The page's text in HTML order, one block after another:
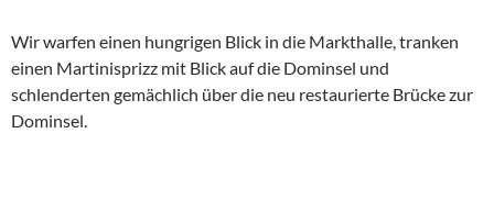
Wir warfen einen hungrigen Blick in die Markthalle, tranken
einen Martinisprizz mit Blick auf die Dominsel und
schlenderten gemächlich über die neu restaurierte Brücke zur
Dominsel.